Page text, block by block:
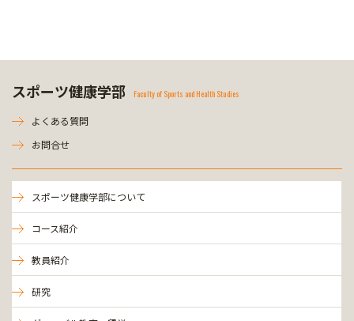
スポーツ健康学部 Faculty of Sports and Health Studies
よくある質問
お問合せ
スポーツ健康学部について
コース紹介
教員紹介
研究